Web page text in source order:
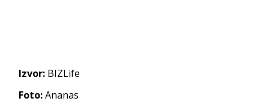
Izvor: BIZLife
Foto:Ananas